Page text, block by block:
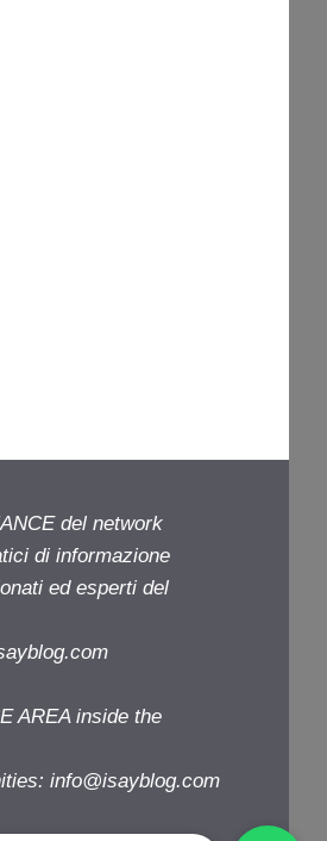
del network
di informazione
ed esperti del
AREA inside the
info@isayblog.com